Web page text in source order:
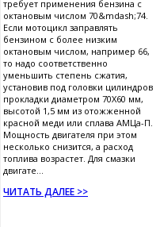
требует применения бензина с
октановым числом 70&mdash;74.
Если мотоцикл заправлять
бензином с более низким
октановым числом, например 66,
то надо соответственно
уменьшить степень сжатия,
установив под головки цилиндров
прокладки диаметром 70X60 мм,
высотой 1,5 мм из отожженной
красной меди или сплава АМЦа-П.
Мощность двигателя при этом
несколько снизится, а расход
топлива возрастет. Для смазки
двигате...
ЧИТАТЬ ДАЛЕЕ >>